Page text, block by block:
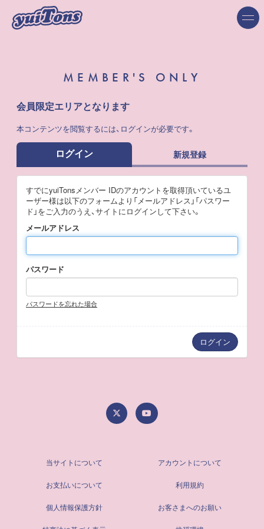
MEMBER'S ONLY
会員限定エリアとなります
本コンテンツを閲覧するには、ログインが必要です。
ログイン 新規登録
すでにyuiTonsメンバー IDのアカウントを取得頂いているユ
ーザー様は以下のフォームより「メールアドレス」「パスワー
ド」をご入力のうえ、サイトにログインして下さい。
メールアドレス
パスワード
パスワードを忘れた場合
当サイトについて アカウントについて
お支払いについて 利用規約
個人情報保護方針 お客さまへのお願い